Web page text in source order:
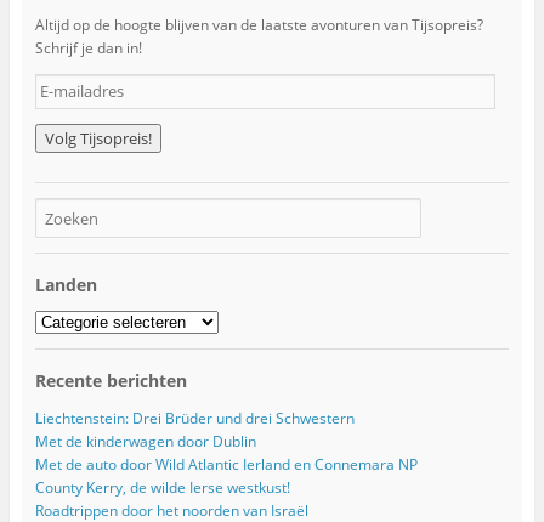
Altijd op de hoogte blijven van de laatste avonturen van Tijsopreis?
Schrijf je dan in!
E
-
m
a
i
l
e
s
Landen
Landen
Recente berichten
Liechtenstein: Drei Brüder und drei Schwestern
Met de kinderwagen door Dublin
Met de auto door Wild Atlantic Ierland en Connemara NP
County Kerry, de wilde Ierse westkust!
Roadtrippen door het noorden van Israël